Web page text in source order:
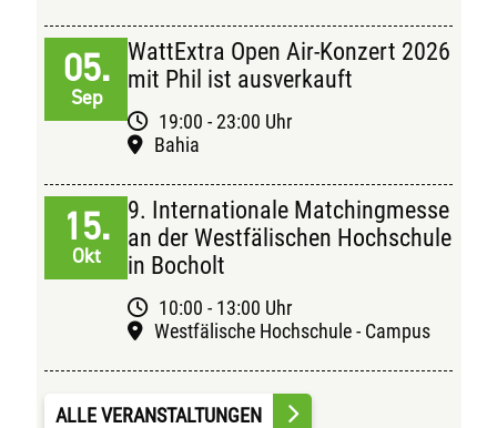
05.
Sep
WattExtra Open Air-Konzert 2026
mit Phil ist ausverkauft
19:00 - 23:00 Uhr
Bahia
15.
Okt
9. Internationale Matchingmesse
an der Westfälischen Hochschule
in Bocholt
10:00 - 13:00 Uhr
Westfälische Hochschule - Campus
ALLE VERANSTALTUNGEN